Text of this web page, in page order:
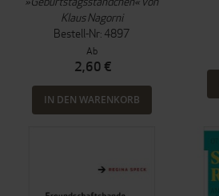
Klaus Nagorni
Bestell-Nr: 4897
Ab
2,60 €
IN DEN WARENKORB